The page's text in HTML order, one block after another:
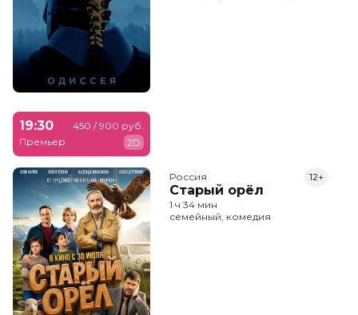
19:30
Премьер
450 / 900 руб.
2D
Россия
Старый орёл
12+
1 ч 34 мин
семейный, комедия